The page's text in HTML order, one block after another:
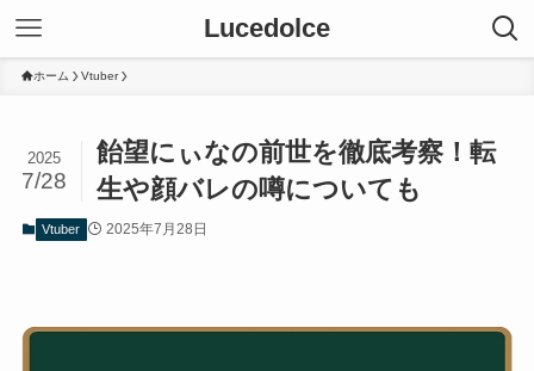
Lucedolce
ホーム Vtuber
飴望にぃなの前世を徹底考察！転
生や顔バレの噂についても
2025
7/28
Vtuber 2025年7月28日